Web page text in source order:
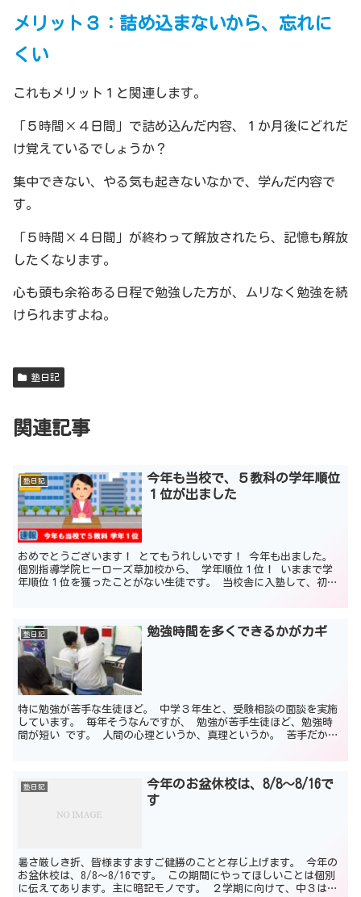
メリット３：詰め込まないから、忘れに
くい
これもメリット１と関連します。
「５時間×４日間」で詰め込んだ内容、１か月後にどれだ
け覚えているでしょうか？
集中できない、やる気も起きないなかで、学んだ内容で
す。
「５時間×４日間」が終わって解放されたら、記憶も解放
したくなります。
心も頭も余裕ある日程で勉強した方が、ムリなく勉強を続
けられますよね。
塾日記
関連記事
塾日記
今年も当校で、５教科の学年順位
１位が出ました
おめでとうございます！ とてもうれしいです！ 今年も出ました。
個別指導学院ヒーローズ草加校から、 学年順位１位！ いままで学
年順位１位を獲ったことがない生徒です。 当校舎に入塾して、初め
塾日記 勉強時間を多くできるかがカギ
特に勉強が苦手な生徒ほど。 中学３年生と、受験相談の面談を実施
しています。 毎年そうなんですが、 勉強が苦手生徒ほど、勉強時
間が短い です。 人間の心理というか、真理というか。 苦手だか
塾日記
今年のお盆休校は、8/8～8/16で
す
暑さ厳しき折、皆様ますますご健勝のことと存じ上げます。 今年の
お盆休校は、8/8～8/16です。 この期間にやってほしいことは個別
に伝えてあります。主に暗記モノです。 ２学期に向けて、中３は受